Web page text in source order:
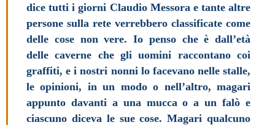
dice tutti i giorni Claudio Messora e tante altre
persone sulla rete verrebbero classificate come
delle cose non vere. Io penso che è dall’età
delle caverne che gli uomini raccontano coi
graffiti, e i nostri nonni lo facevano nelle stalle,
le opinioni, in un modo o nell’altro, magari
appunto davanti a una mucca o a un falò e
ciascuno diceva le sue cose. Magari qualcuno